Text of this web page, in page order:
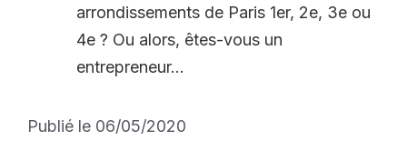
arrondissements de Paris 1er, 2e, 3e ou
4e ? Ou alors, êtes-vous un
entrepreneur...
Publié le 06/05/2020